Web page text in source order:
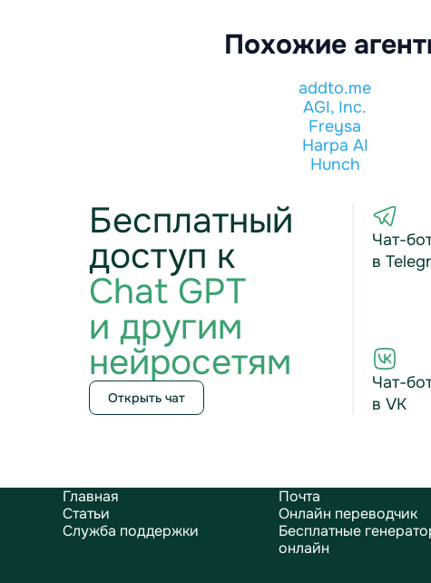
Похожие
addto.me
AGI, Inc.
Freysa
Harpa AI
Hunch
Бесплатный
доступ к
Chat GPT
и другим
нейросетям
Открыть чат
Чат-
в
Чат-
в VK
Главная
Статьи
Служба поддержки
Почта
Онлайн переводчик
Бесплатные
онлайн